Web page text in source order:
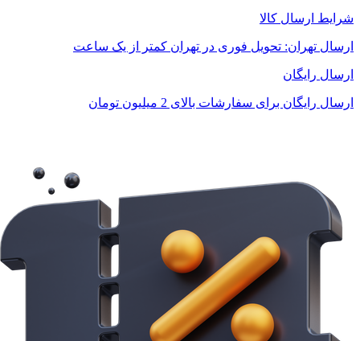
شرایط ارسال کالا
ارسال تهران: تحویل فوری در تهران کمتر از یک ساعت
ارسال رایگان
ارسال رایگان برای سفارشات بالای 2 میلیون تومان